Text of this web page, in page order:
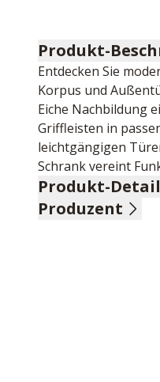
Produkt-
Entdecken Sie
Korpus und
Eiche Nachbildung
Griffleisten in
leichtgängigen
Schrank vereint
Produkt-
Korpus graphit-
Produzent